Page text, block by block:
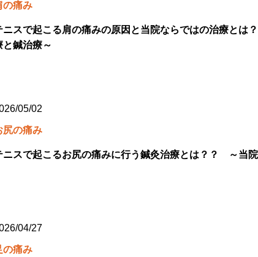
の痛み
ニスで起こる肩の痛みの原因と当院ならではの治療とは
と鍼治療～
05/02
尻の痛み
ニスで起こるお尻の痛みに行う鍼灸治療とは？？ ～当
04/27
の痛み